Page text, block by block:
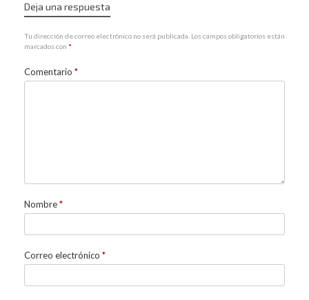
Deja una respuesta
Tu dirección de correo electrónico no será publicada. Los campos obligatorios están
marcados con *
Comentario *
Nombre*
Correo electrónico *